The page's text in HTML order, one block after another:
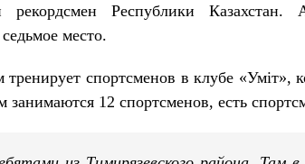
рекордсмен Республики
место.
тренирует спортсменов в клубе «Умiт»,
занимаются 12 спортсменов, есть